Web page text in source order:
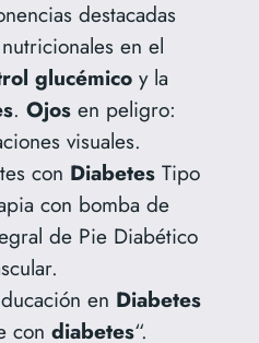
destacadas
en el
glucémicoy la
. Ojosen peligro:
visuales.
con DiabetesTipo
con bomba de
de Pie Diabético
en Diabetes
con diabetes“.